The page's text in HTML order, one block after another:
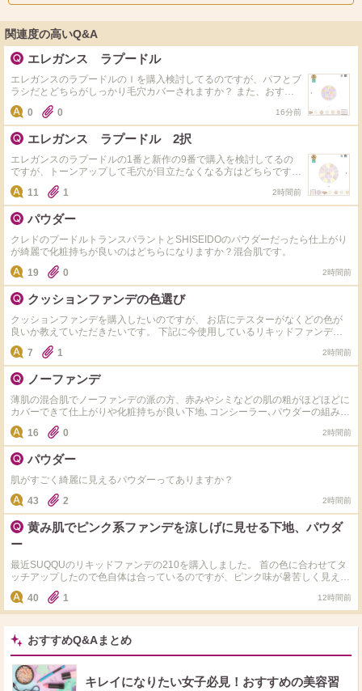
関連度の高いQ&A
エレガンス ラプードル
エレガンスのラプードルのＩを購入検討してるのですが、パフとブ
ラシだとどちらがしっかり毛穴カバーされますか？ また、おすす
めのブラシやパフがあればそちらも教えてください！
0 0 16分前
エレガンス ラプードル 2択
エレガンスのラプードルの1番と新作の9番で購入を検討してるの
ですが、トーンアップして毛穴が目立たなくなる方はどちらです
か？ また、実際にこちらの2色を使用されてる方がいましたら仕上
がりについて教えていただけると嬉しいです！
11 1 2時間前
パウダー
クレドのプードルトランスパラントとSHISEIDOのパウダーだったら仕上がり
が綺麗で化粧持ちが良いのはどちらになりますか？混合肌です。
19
0 2時間前
クッションファンデの色選び
クッションファンデを購入したいのですが、 お店にテスターがなくどの色が
良いか教えていただきたいです。 下記に今使用しているリキッドファンデの
色味を載せています。 また、韓国系のジョンセンムル、フィー、バイユアあ
たりを検討しているのですがおすすめありました教えてください。（他の商品
でも可） 肌は黄味よりだと肌が霞んでしまいますので普通かピンクめだと思
います。 コスデコリキッドファンデ:C11 NARSリキッドファンデ:04338
7 1 2時間前
ノーファンデ
薄肌の混合肌でノーファンデの派の方、赤みやシミなどの肌の粗がほどほどに
カバーできて仕上がりや化粧持ちが良い下地､コンシーラー､パウダーの組み合
わせのおすすめあれば教えて下さい。
16 0 2時間前
パウダー
肌がすごく綺麗に見えるパウダーってありますか？
43
2 2時間前
黄み肌でピンク系ファンデを涼しげに見せる下地、パウダ
ー
最近SUQQUのリキッドファンデの210を購入しました。 首の色に合わせてタ
ッチアップしたので色自体は合っているのですが、ピンク味が暑苦しく見える
のが気になります。 ツヤ感やカバー力などの仕上がりは素晴らしいので、ピ
ンク味だけを抑えて涼しげに見せたく、おすすめの下地やパウダーがあれば教
えてください。 当方、ブルベ夏冬。赤みが出やすく黄みが強い薄肌です。す
っぴんだとくすみや色むらもあり、オレンジみのある肌色に見えます。
40 1 12時間前
おすすめQ&Aまとめ
キレイになりたい女子必見！おすすめの美容習